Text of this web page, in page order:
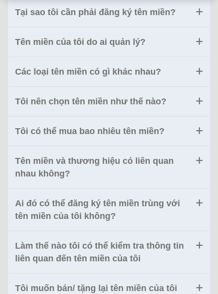
Tại sao tôi cần phải đăng ký tên miền?
Tên miền của tôi do ai quản lý?
Các loại tên miền có gì khác nhau?
Tôi nên chọn tên miền như thế nào?
Tôi có thể mua bao nhiêu tên miền?
Tên miền và thương hiệu có liên quan
nhau không?
Ai đó có thể đăng ký tên miền trùng với
tên miền của tôi không?
Làm thế nào tôi có thể kiểm tra thông tin
liên quan đến tên miền của tôi
Tôi muốn bán/ tặng lại tên miền của tôi